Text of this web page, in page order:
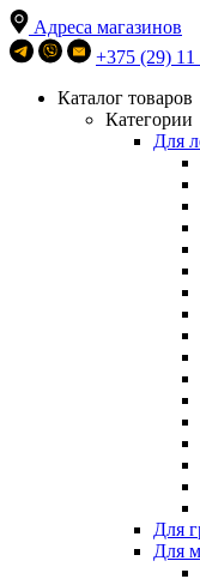
Адреса магазинов
+375 (29) 11
Каталог товаров
Категории
Для
Для
Для